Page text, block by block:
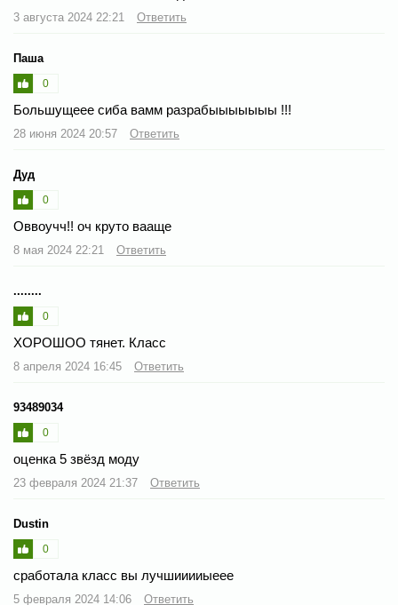
3 августа 2024 22:21 Ответить
Паша
0
Большущеее сиба вамм разрабыыыыыыы !!!
28 июня 2024 20:57 Ответить
Дуд
0
Оввоучч!! оч круто вааще
8 мая 2024 22:21 Ответить
........
0
ХОРОШОО тянет. Класс
8 апреля 2024 16:45 Ответить
93489034
0
оценка 5 звёзд моду
23 февраля 2024 21:37 Ответить
Dustin
0
сработала класс вы лучшииииыеее
5 февраля 2024 14:06 Ответить